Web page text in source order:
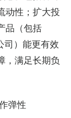
动性；扩大投
品（包括
司）能更有效
，满足长期负
弹性